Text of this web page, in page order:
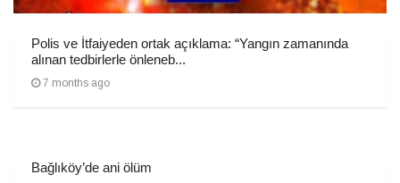
Polis ve İtfaiyeden ortak açıklama: “Yangın zamanında
alınan tedbirlerle önleneb...
7 months ago
Bağlıköy’de ani ölüm